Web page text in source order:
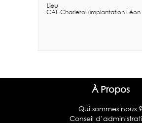
Lieu
CAL Charleroi (implantation Léon
À Propos
Qui sommes nous ?
Conseil